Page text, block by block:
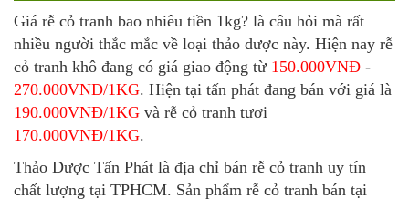
Giá rễ cỏ tranh bao nhiêu tiền 1kg? là câu hỏi mà rất
nhiều người thắc mắc về loại thảo dược này. Hiện nay rễ
cỏ tranh khô đang có giá giao động từ 150.000VNĐ -
270.000VNĐ/1KG. Hiện tại tấn phát đang bán với giá là
190.000VNĐ/1KG và rễ cỏ tranh tươi
170.000VNĐ/1KG.
Thảo Dược Tấn Phát là địa chỉ bán rễ cỏ tranh uy tín
chất lượng tại TPHCM. Sản phẩm rễ cỏ tranh bán tại